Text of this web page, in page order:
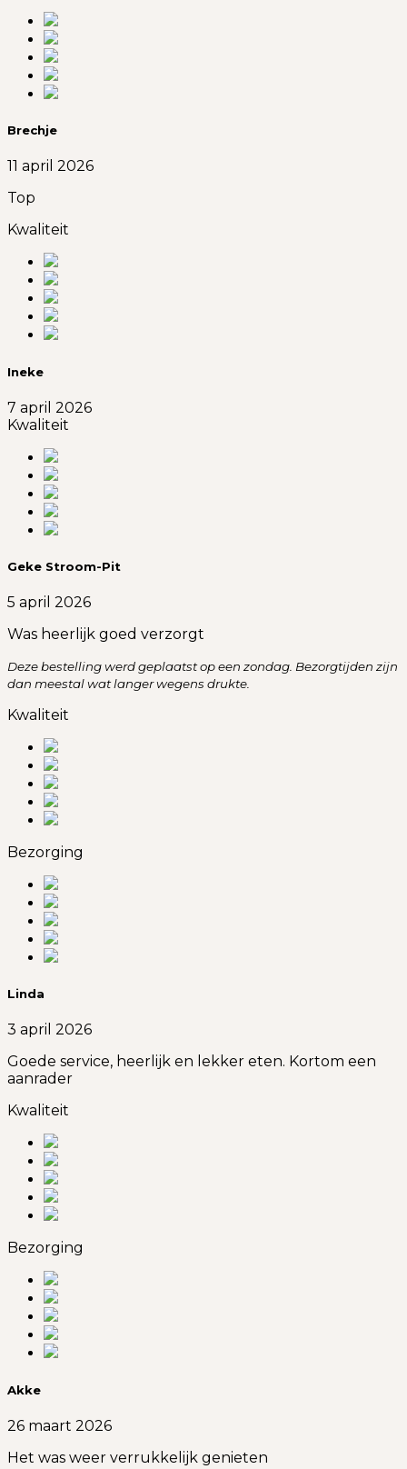
Brechje
11 april 2026
Top
Kwaliteit
Ineke
7 april 2026
Kwaliteit
Geke Stroom-Pit
5 april 2026
Was heerlijk goed verzorgt
Deze bestelling werd geplaatst op een zondag. Bezorgtijden zijn
dan meestal wat langer wegens drukte.
Kwaliteit
Bezorging
Linda
3 april 2026
Goede service, heerlijk en lekker eten. Kortom een
aanrader
Kwaliteit
Bezorging
Akke
26 maart 2026
Het was weer verrukkelijk genieten